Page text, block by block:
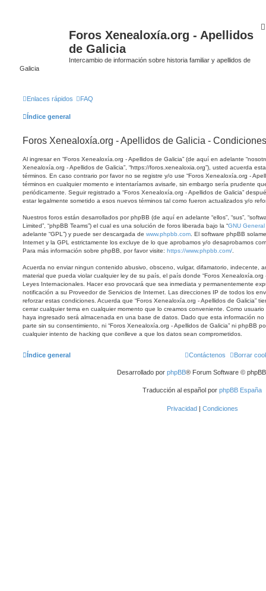
Foros Xenealoxía.org - Apellidos
de Galicia
Intercambio de información sobre historia familiar y apellidos de
Galicia
Enlaces rápidos FAQ
Índice general
Foros Xenealoxía.org - Apellidos de Galicia -
Al ingresar en “Foros Xenealoxía.org - Apellidos de Galicia” (de aquí en adelante
Xenealoxía.org - Apellidos de Galicia”, “https://foros.xenealoxia.org”), usted acuerda
términos. En caso contrario por favor no se registre y/o use “Foros Xenealoxía.org -
términos en cualquier momento e intentaríamos avisarle, sin embargo sería prudente
periódicamente. Seguir registrado a “Foros Xenealoxía.org - Apellidos de Galicia”
estar legalmente sometido a esos nuevos términos tal como fueron actualizados y/o
Nuestros foros están desarrollados por phpBB (de aquí en adelante “ellos”, “sus”,
Limited”, “phpBB Teams”) el cual es una solución de foros liberada bajo la “GNU
adelante “GPL”) y puede ser descargada de www.phpbb.com . El software phpBB
Internet y la GPL estrictamente los excluye de lo que aprobamos y/o desaprobamos
Para más información sobre phpBB, por favor visite: https://www.phpbb.com/
Acuerda no enviar ningun contenido abusivo, obsceno, vulgar, difamatorio, indecente,
material que pueda violar cualquier ley de su país, el país donde “Foros Xenealoxía.org
Leyes Internacionales. Hacer eso provocará que sea inmediata y permanentemente
notificación a su Proveedor de Servicios de Internet. Las direcciones IP de todos los
reforzar estas condiciones. Acuerda que “Foros Xenealoxía.org - Apellidos de Galicia”
cerrar cualquier tema en cualquier momento que lo creamos conveniente. Como
haya ingresado será almacenada en una base de datos. Dado que esta información
parte sin su consentimiento, ni “Foros Xenealoxía.org - Apellidos de Galicia” ni phpBB
cualquier intento de hacking que conlleve a que los datos sean comprometidos.
Índice general Borrar
Contáctenos
Desarrollado por phpBB® Forum Software ©
Traducción al español por phpBB España
Privacidad| Condiciones